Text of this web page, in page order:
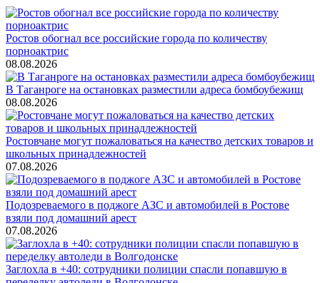
Ростов обогнал все российские города по количеству
порноактрис
08.08.2026
В Таганроге на остановках разместили адреса бомбоубежищ
08.08.2026
Ростовчане могут пожаловаться на качество детских товаров и
школьных принадлежностей
07.08.2026
Подозреваемого в поджоге АЗС и автомобилей в Ростове
взяли под домашний арест
07.08.2026
Заглохла в +40: сотрудники полиции спасли попавшую в